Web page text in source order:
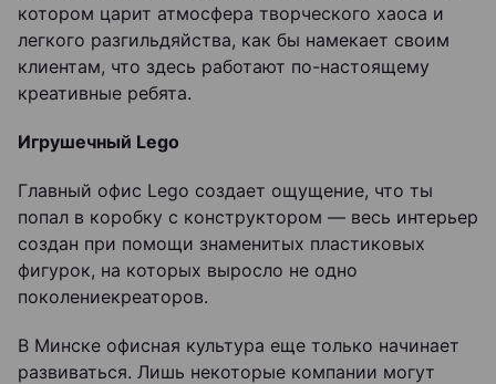
котором царит атмосфера творческого хаоса и
легкого разгильдяйства, как бы намекает своим
клиентам, что здесь работают по-настоящему
креативные ребята.
Игрушечный Lego
Главный офис Lego создает ощущение, что ты
попал в коробку с конструктором — весь интерьер
создан при помощи знаменитых пластиковых
фигурок, на которых выросло не одно
поколениекреаторов.
В Минске офисная культура еще только начинает
развиваться. Лишь некоторые компании могут